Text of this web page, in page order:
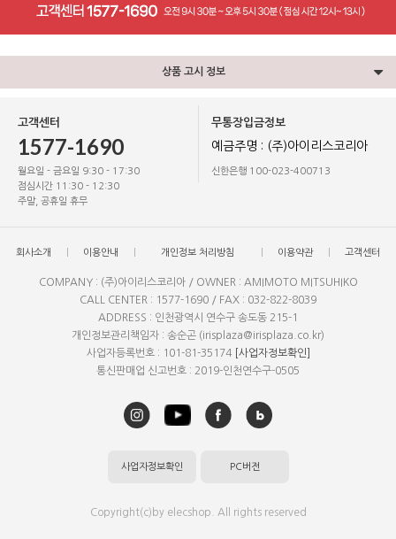
상품 고시 정보
고객센터
1577-1690
월요일 - 금요일 9:30 - 17:30
점심시간 11:30 - 12:30
주말, 공휴일 휴무
무통장입금정보
예금주명 : (주)아이리스코리아
신한은행 100-023-400713
회사소개 이용안내 개인정보 처리방침 이용약관 고객센터
COMPANY : (주)아이리스코리아 / OWNER : AMIMOTO MITSUHIKO
CALL CENTER : 1577-1690 / FAX : 032-822-8039
ADDRESS : 인천광역시 연수구 송도동 215-1
개인정보관리책임자 : 송순곤 (irisplaza@irisplaza.co.kr)
사업자등록번호 : 101-81-35174 [사업자정보확인]
통신판매업 신고번호 : 2019-인천연수구-0505
사업자정보확인 PC버전
Copyright(c)by elecshop. All rights reserved